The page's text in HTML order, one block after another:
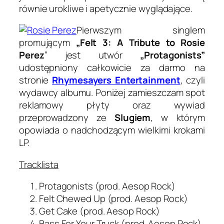
równie urokliwe i apetycznie wyglądające.
Pierwszym singlem
promującym „Felt 3: A Tribute to Rosie
Perez” jest utwór „Protagonists”
udostępniony całkowicie za darmo na
stronie Rhymesayers Entertainment, czyli
wydawcy albumu. Poniżej zamieszczam spot
reklamowy płyty oraz wywiad
przeprowadzony ze Slugiem, w którym
opowiada o nadchodzącym wielkimi krokami
LP.
Tracklista
Protagonists (prod. Aesop Rock)
Felt Chewed Up (prod. Aesop Rock)
Get Cake (prod. Aesop Rock)